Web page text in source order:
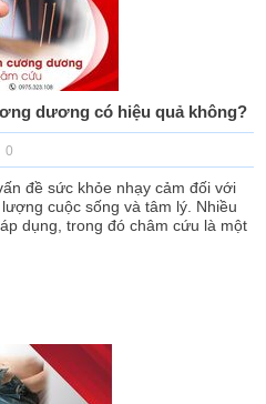
dương có hiệu quả không?
0
đề sức khỏe nhạy cảm đối với
cuộc sống và tâm lý. Nhiều
dụng, trong đó châm cứu là một